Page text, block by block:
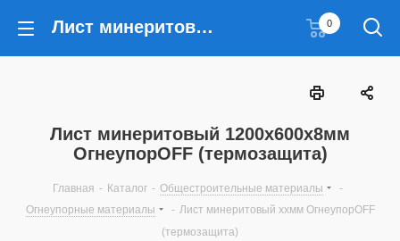
Лист минеритовый 1200х600х8мм ОгнеупорOFF (термозащита) 0
Лист минеритовый 1200х600х8мм
ОгнеупорOFF (термозащита)
Главная - Каталог - Общестроительные материалы
-
Огнеупорные материалы
- Лист минеритовый ххмм ОгнеупорOFF
(термозащита)